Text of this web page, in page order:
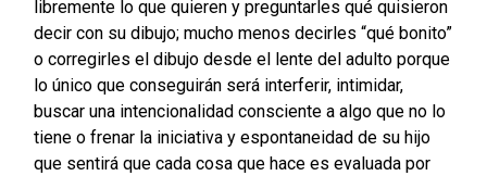
libremente lo que quieren y preguntarles qué quisieron
decir con su dibujo; mucho menos decirles “qué bonito”
o corregirles el dibujo desde el lente del adulto porque
lo único que conseguirán será interferir, intimidar,
buscar una intencionalidad consciente a algo que no lo
tiene o frenar la iniciativa y espontaneidad de su hijo
que sentirá que cada cosa que hace es evaluada por